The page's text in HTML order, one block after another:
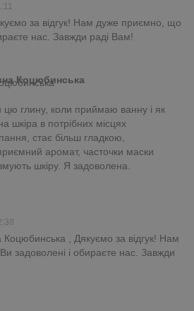
за відгук! Нам дуже приємно, що
нас. Завжди раді Вам!
Коцюбинська
глину, коли приймаю ванну і як
шкіра в потрібних місцях
стає більш гладкою,
аромат, часточки маски
шкіру. Я задоволена.
Коцюбинська , Дякуємо за відгук! Нам
задоволені і обираєте нас. Завжди